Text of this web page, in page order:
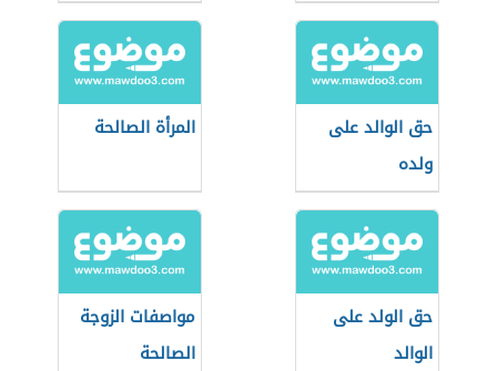
حق الوالد على
ولده
المرأة الصالحة
حق الولد على
الوالد
مواصفات الزوجة
الصالحة